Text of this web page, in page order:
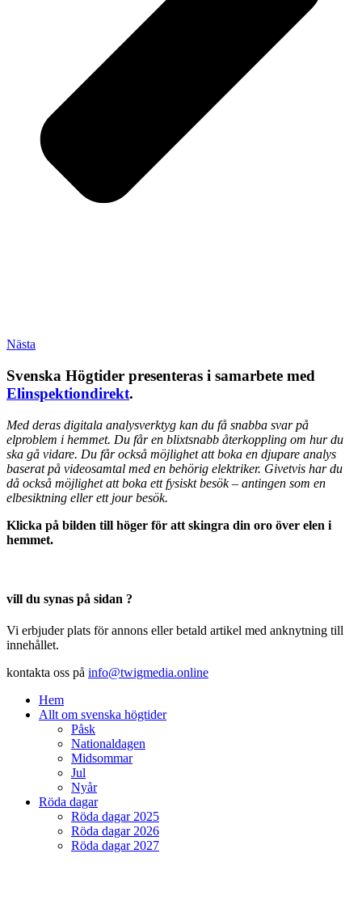
Nästa
Svenska Högtider presenteras i samarbete med
Elinspektiondirekt.
Med deras digitala analysverktyg kan du få snabba svar på
elproblem i hemmet. Du får en blixtsnabb återkoppling om hur du
ska gå vidare. Du får också möjlighet att boka en djupare analys
baserat på videosamtal med en behörig elektriker. Givetvis har du
då också möjlighet att boka ett fysiskt besök – antingen som en
elbesiktning eller ett jour besök.
Klicka på bilden till höger för att skingra din oro över elen i
hemmet.
vill du synas på sidan ?
Vi erbjuder plats för annons eller betald artikel med anknytning till
innehållet.
kontakta oss på info@twigmedia.online
Hem
Allt om svenska högtider
Påsk
Nationaldagen
Midsommar
Jul
Nyår
Röda dagar
Röda dagar 2025
Röda dagar 2026
Röda dagar 2027